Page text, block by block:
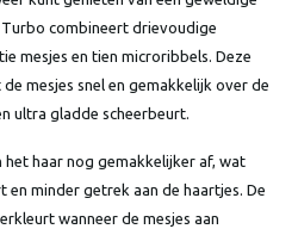
combineert drievoudige
mesjes en tien microribbels. Deze
mesjes snel en gemakkelijk over de
ultra gladde scheerbeurt.
het haar nog gemakkelijker af, wat
minder getrek aan de haartjes. De
wanneer de mesjes aan